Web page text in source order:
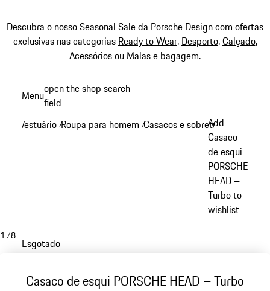
Descubra o nossoSeasonal Sale da Porsche Designcom ofertas
exclusivas nas categorias Ready to Wear, Desporto,Calçado,
Acessóriosou Malas e bagagem.
conteúdo
Menuopen the shop search
field
Vestuário /Roupa para homem /Casacos e sobretudos
Add
Casaco
de esqui
PORSCHE
HEAD –
Turbo to
wishlist
1 /8
Esgotado
Casaco de esqui PORSCHE HEAD – Turbo